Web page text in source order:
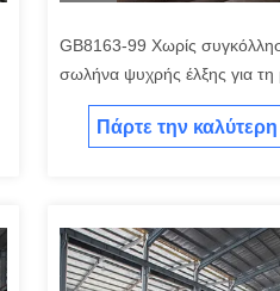
GB8163-99 Χωρίς
σωλήνα ψυχρής έλξης για τη
υγρών 1-20mm πάχος τοίχου
Πάρτε την καλύτερη